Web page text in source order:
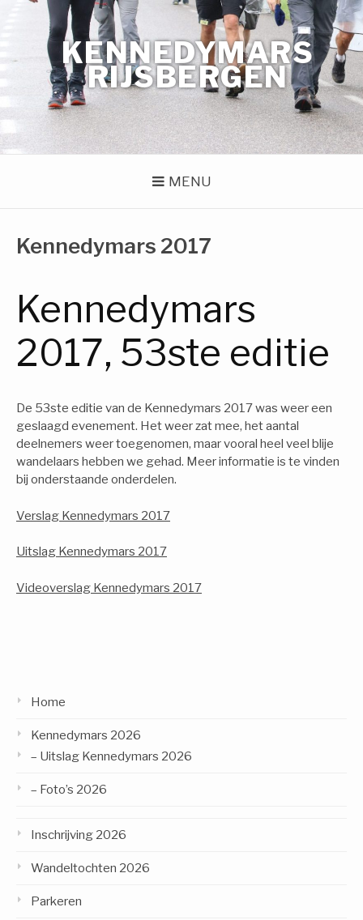
springen
KENNEDYMARS
RIJSBERGEN
MENU
Kennedymars 2017
Kennedymars
2017, 53ste editie
De 53ste editie van de Kennedymars 2017 was weer een
geslaagd evenement. Het weer zat mee, het aantal
deelnemers weer toegenomen, maar vooral heel veel blije
wandelaars hebben we gehad. Meer informatie is te vinden
bij onderstaande onderdelen.
Verslag Kennedymars 2017
Uitslag Kennedymars 2017
Videoverslag Kennedymars 2017
Home
Kennedymars 2026
– Uitslag Kennedymars 2026
– Foto’s 2026
Inschrijving 2026
Wandeltochten 2026
Parkeren